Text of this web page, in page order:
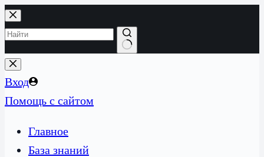
Перейти
к
сути
Ничего
не
найдено
Вход
Помощь с сайтом
Главное
База знаний